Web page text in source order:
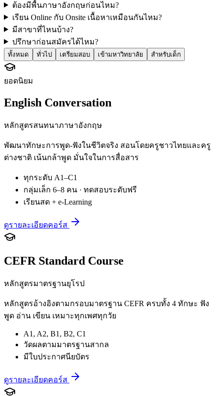
ต้องมีพื้นภาษาอังกฤษก่อนไหม?
เรียน Online กับ Onsite เนื้อหาเหมือนกันไหม?
มีสาขาที่ไหนบ้าง?
ปรึกษาก่อนสมัครได้ไหม?
ทั้งหมด ทั่วไป เตรียมสอบ เข้ามหาวิทยาลัย สำหรับเด็ก
ยอดนิยม
English Conversation
หลักสูตรสนทนาภาษาอังกฤษ
พัฒนาทักษะการพูด-ฟังในชีวิตจริง สอนโดยครูชาวไทยและครู
ต่างชาติ เน้นกล้าพูด มั่นใจในการสื่อสาร
ทุกระดับ A1–C1
กลุ่มเล็ก 6–8 คน · ทดสอบระดับฟรี
เรียนสด + e-Learning
ดูรายละเอียดคอร์ส
CEFR Standard Course
หลักสูตรมาตรฐานยุโรป
หลักสูตรอ้างอิงตามกรอบมาตรฐาน CEFR ครบทั้ง 4 ทักษะ ฟัง
พูด อ่าน เขียน เหมาะทุกเพศทุกวัย
A1, A2, B1, B2, C1
วัดผลตามมาตรฐานสากล
มีใบประกาศนียบัตร
ดูรายละเอียดคอร์ส